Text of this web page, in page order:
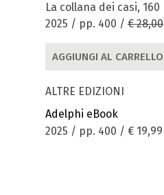
La collana dei casi, 160
2025 / pp. 400 / € 28,00
AGGIUNGI AL CARRELLO
ALTRE EDIZIONI
Adelphi eBook
2025 / pp. 400 / € 19,99